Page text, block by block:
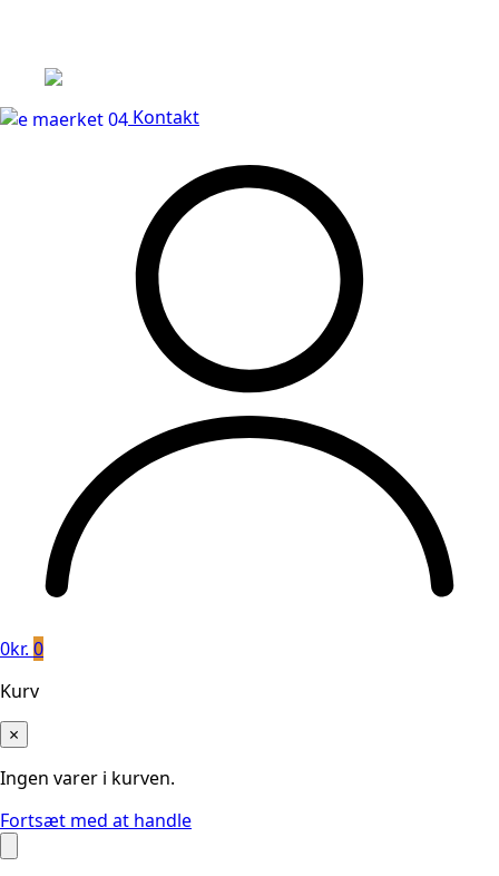
Kontakt
0kr. 0
Kurv
×
Ingen varer i kurven.
Fortsæt med at handle